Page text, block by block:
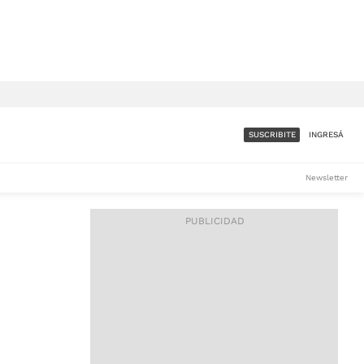
ACCESO FULL - $1.800/MES
SUSCRIBITE INGRESÁ
Newsletter